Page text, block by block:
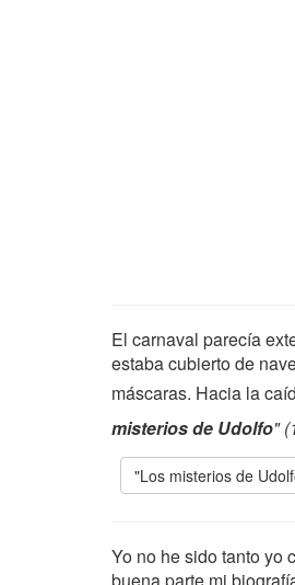
El carnaval parecía
estaba cubierto de
máscaras. Hacia la
misterios de Udolfo"
"Los misterios de
Yo no he sido tanto yo